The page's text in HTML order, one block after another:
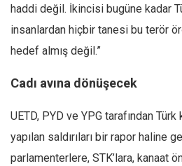
haddi değil. İkincisi bugüne kadar
insanlardan hiçbir tanesi bu terör
hedef almış değil.”
Cadı avına dönüşecek
UETD, PYD ve YPG tarafından
yapılan saldırıları bir rapor haline
parlamenterlere, STK’lara, kanaat